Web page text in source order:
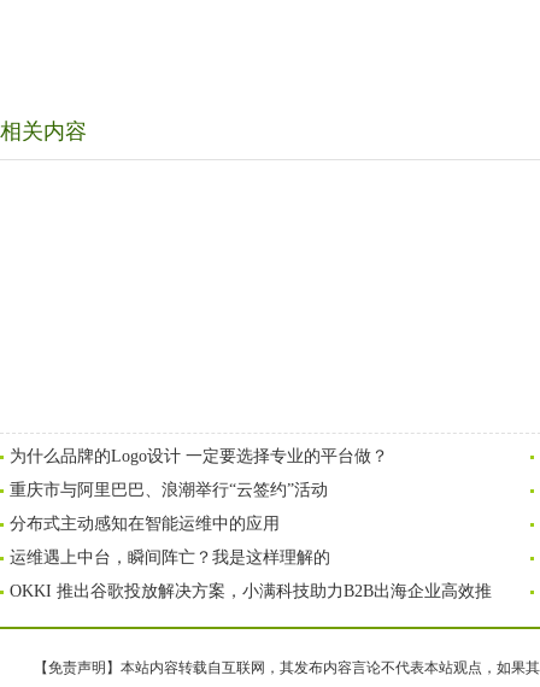
相关内容
为什么品牌的Logo设计 一定要选择专业的平台做？
重庆市与阿里巴巴、浪潮举行“云签约”活动
分布式主动感知在智能运维中的应用
运维遇上中台，瞬间阵亡？我是这样理解的
OKKI 推出谷歌投放解决方案，小满科技助力B2B出海企业高效推
【免责声明】本站内容转载自互联网，其发布内容言论不代表本站观点，如果